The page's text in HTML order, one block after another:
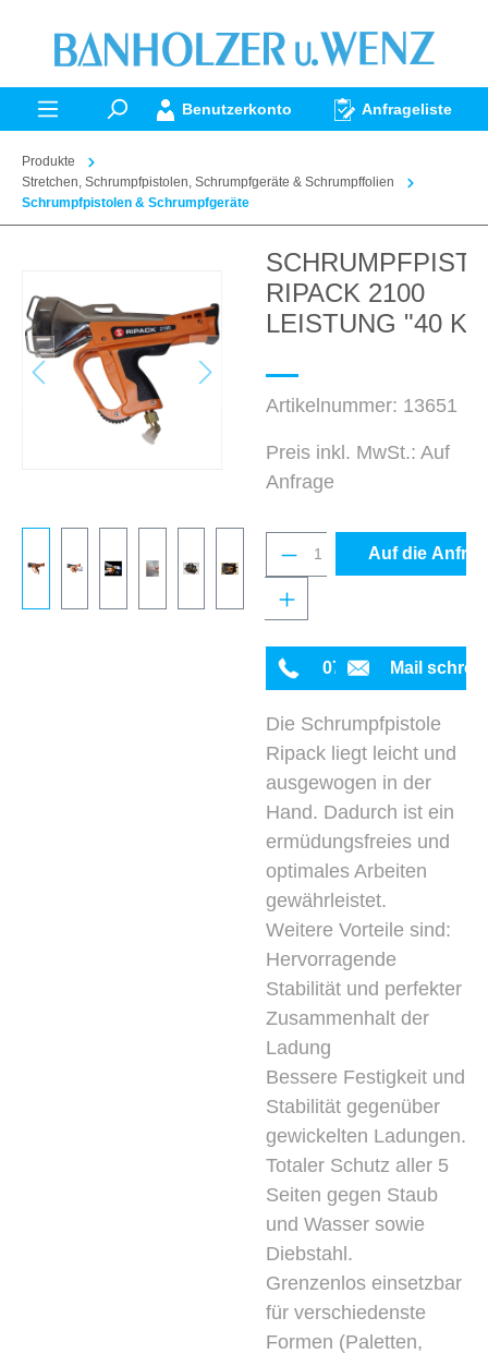
springen
Benutzerkonto Anfrageliste
Produkte
Stretchen, Schrumpfpistolen, Schrumpfgeräte & Schrumpffolien
Schrumpfpistolen & Schrumpfgeräte
RIPACK 2100
LEISTUNG "40
Artikelnummer: 13651
Preis inkl. MwSt.: Auf
Anfrage
Produkt Anzahl:
Auf die
0711 342934-0
Mail
Die Schrumpfpistole
Ripack liegt leicht und
ausgewogen in der
Hand. Dadurch ist ein
ermüdungsfreies und
optimales Arbeiten
gewährleistet.
Weitere Vorteile sind:
Hervorragende
Stabilität und perfekter
Zusammenhalt der
Ladung
Bessere Festigkeit und
Stabilität gegenüber
gewickelten Ladungen.
Totaler Schutz aller 5
Seiten gegen Staub
und Wasser sowie
Diebstahl.
Grenzenlos einsetzbar
für verschiedenste
Formen (Paletten,